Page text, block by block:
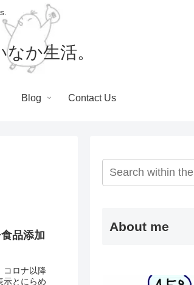
か生活。
Blog Contact Us
品添加
コロナ以降
示とにらめ
About me